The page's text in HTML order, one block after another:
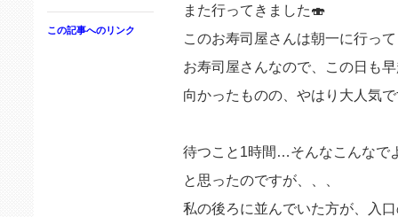
この記事へのリンク
また行ってきました🍣
このお寿司屋さんは朝一に行っ
お寿司屋さんなので、この日も
向かったものの、やはり大人気
待つこと1時間…そんなこんなで
と思ったのですが、、、
私の後ろに並んでいた方が、入